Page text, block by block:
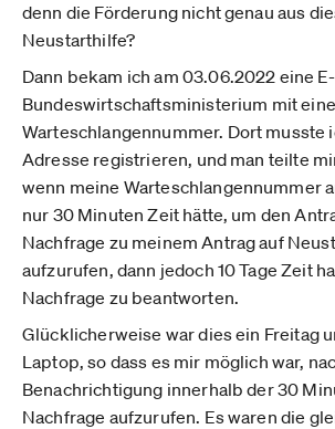
denn die Förderung nicht genau aus
Neustarthilfe?
Dann bekam ich am 03.06.2022 eine
Bundeswirtschaftsministerium mit
Warteschlangennummer. Dort musste
Adresse registrieren, und man teilte
wenn meine Warteschlangennummer
nur 30 Minuten Zeit hätte, um den
Nachfrage zu meinem Antrag auf
aufzurufen, dann jedoch 10 Tage Zeit
Nachfrage zu beantworten.
Glücklicherweise war dies ein Freitag
Laptop, so dass es mir möglich war,
Benachrichtigung innerhalb der 30
Nachfrage aufzurufen. Es waren die